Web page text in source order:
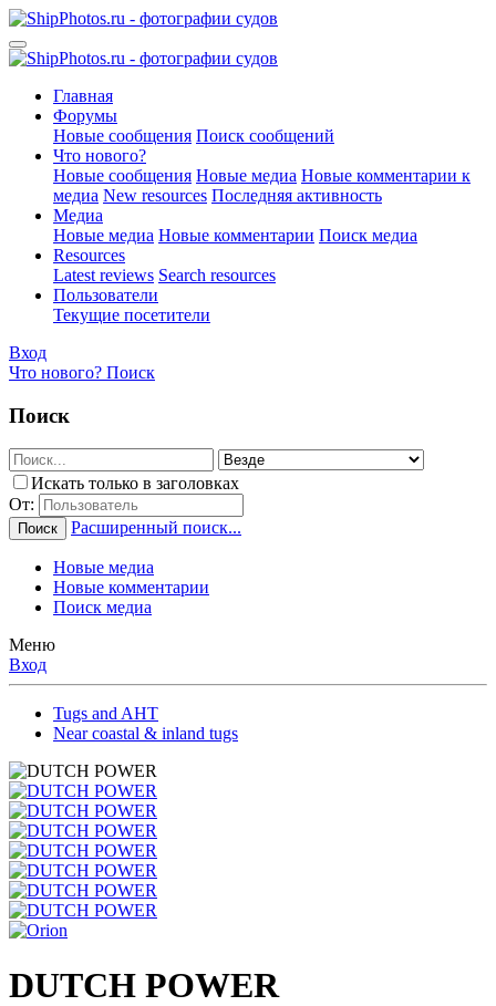
Главная
Форумы
Новые сообщения Поиск сообщений
Что нового?
Новые сообщения Новые медиа Новые комментарии к
медиа New resources Последняя активность
Медиа
Новые медиа Новые комментарии Поиск медиа
Resources
Latest reviews Search resources
Пользователи
Текущие посетители
Вход
Что нового? Поиск
Поиск
Искать только в заголовках
От:
Поиск Расширенный поиск...
Новые медиа
Новые комментарии
Поиск медиа
Меню
Вход
Tugs and AHT
Near coastal & inland tugs
DUTCH POWER